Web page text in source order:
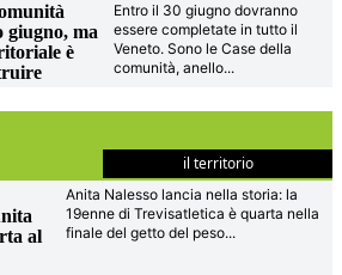
giugno, ma
è
Entro il 30 giugno dovranno
essere completate in tutto il
Veneto. Sono le Case della
comunità, anello...
il territorio
al
Anita Nalesso lancia nella storia: la
19enne di Trevisatletica è quarta nella
finale del getto del peso...